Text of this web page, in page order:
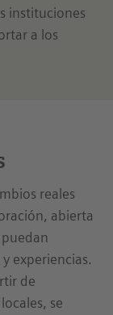
instituciones
a los
reales
abierta
experiencias.
de
se